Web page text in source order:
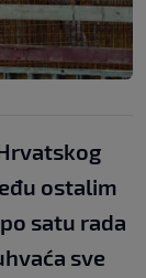
ostalim
satu rada
sve